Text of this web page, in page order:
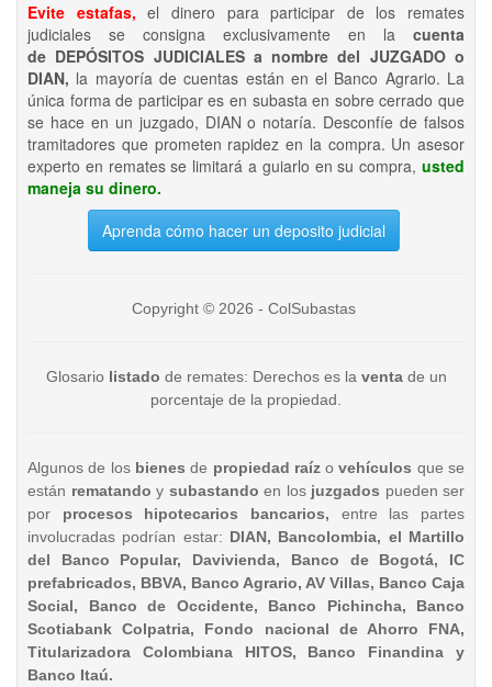
Evite estafas, el dinero para participar de los remates
judiciales se consigna exclusivamente en la cuenta
de DEPÓSITOS JUDICIALES a nombre del JUZGADO o
DIAN, la mayoría de cuentas están en el Banco Agrario. La
única forma de participar es en subasta en sobre cerrado que
se hace en un juzgado, DIAN o notaría. Desconfíe de falsos
tramitadores que prometen rapidez en la compra. Un asesor
experto en remates se limitará a guiarlo en su compra, usted
maneja su dinero.
Aprenda cómo hacer un deposito judicial
Copyright © 2026 - ColSubastas
Glosario listado de remates: Derechos es la ventade un
porcentaje de la propiedad.
Algunos de los bienesde propiedad raízo vehículos que se
están rematando y subastando en los juzgados pueden ser
por procesos hipotecarios bancarios, entre las partes
involucradas podrían estar: DIAN, Bancolombia, el Martillo
del Banco Popular, Davivienda, Banco de Bogotá, IC
prefabricados, BBVA, Banco Agrario, AV Villas, Banco Caja
Social, Banco de Occidente, Banco Pichincha, Banco
Scotiabank Colpatria, Fondo nacional de Ahorro FNA,
Titularizadora Colombiana HITOS, Banco Finandina y
Banco Itaú.